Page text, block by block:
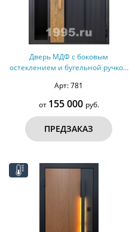
Дверь МДФ с боковым
остеклением и бугельной ручкой
Арт: 781
от 155 000 руб.
ПРЕДЗАКАЗ